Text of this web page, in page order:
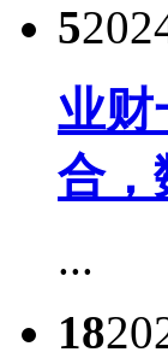
5
业财
合，
...
18